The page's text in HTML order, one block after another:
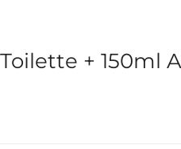
+ 150ml